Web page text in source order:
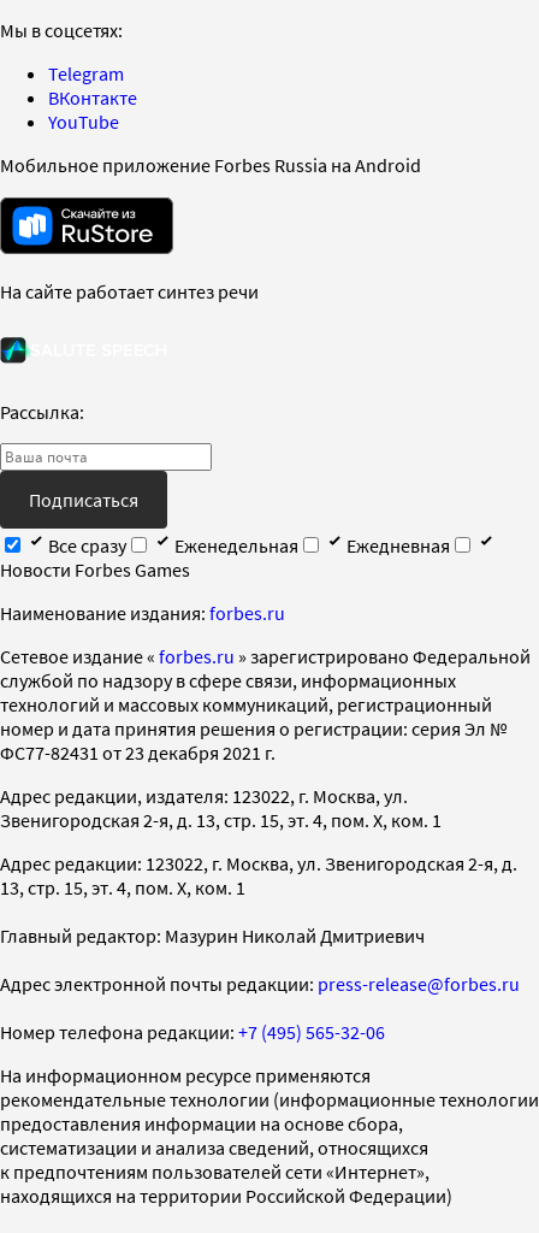
Мы в соцсетях:
Telegram
ВКонтакте
YouTube
Мобильное приложение Forbes Russia на Android
На сайте работает синтез речи
Рассылка:
Подписаться
Все сразу
Еженедельная
Ежедневная
Новости Forbes Games
Наименование издания: forbes.ru
Cетевое издание « forbes.ru » зарегистрировано Федеральной
службой по надзору в сфере связи, информационных
технологий и массовых коммуникаций, регистрационный
номер и дата принятия решения о регистрации: серия Эл №
ФС77-82431 от 23 декабря 2021 г.
Адрес редакции, издателя: 123022, г. Москва, ул.
Звенигородская 2-я, д. 13, стр. 15, эт. 4, пом. X, ком. 1
Адрес редакции: 123022, г. Москва, ул. Звенигородская 2-я, д.
13, стр. 15, эт. 4, пом. X, ком. 1
Главный редактор: Мазурин Николай Дмитриевич
Адрес электронной почты редакции: press-release@forbes.ru
Номер телефона редакции: +7 (495) 565-32-06
На информационном ресурсе применяются
рекомендательные технологии (информационные технологии
предоставления информации на основе сбора,
систематизации и анализа сведений, относящихся
к предпочтениям пользователей сети «Интернет»,
находящихся на территории Российской Федерации)